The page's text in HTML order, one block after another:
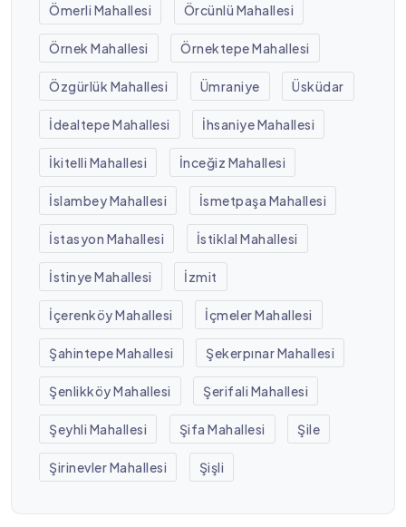
Ömerli Mahallesi Örcünlü Mahallesi
Örnek Mahallesi Örnektepe Mahallesi
Özgürlük Mahallesi Ümraniye Üsküdar
İdealtepe Mahallesi İhsaniye Mahallesi
İkitelli Mahallesi İnceğiz Mahallesi
İslambey Mahallesi İsmetpaşa Mahallesi
İstasyon Mahallesi İstiklal Mahallesi
İstinye Mahallesi İzmit
İçerenköy Mahallesi İçmeler Mahallesi
Şahintepe Mahallesi Şekerpınar Mahallesi
Şenlikköy Mahallesi Şerifali Mahallesi
Şeyhli Mahallesi Şifa Mahallesi Şile
Şirinevler Mahallesi Şişli